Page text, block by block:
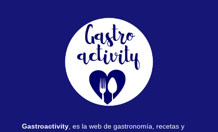
Gastroactivity, es la web de gastronomía, recetas y